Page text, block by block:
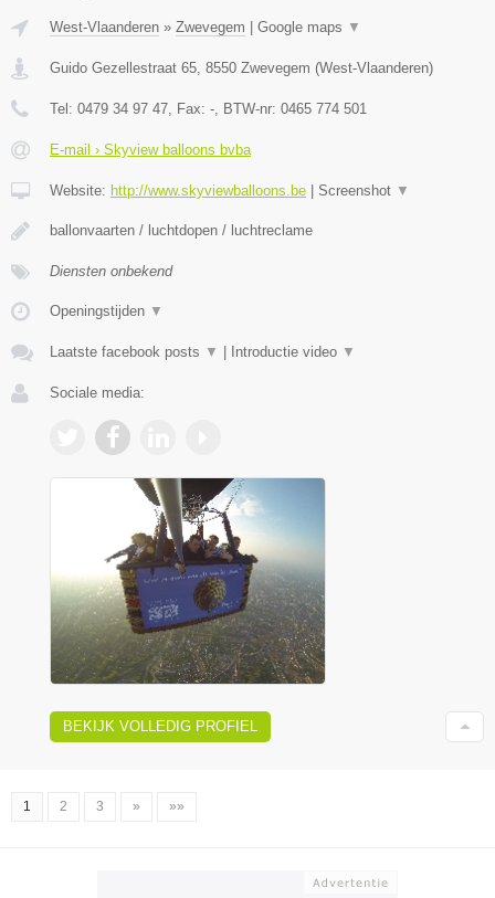
West-Vlaanderen » Zwevegem Google maps ▼
Guido Gezellestraat 65, 8550 Zwevegem (West-Vlaanderen)
Tel: 0479 34 97 47, Fax: -, BTW-nr: 0465 774 501
E-mail › Skyview balloons bvba
Website: http://www.skyviewballoons.be Screenshot ▼
ballonvaarten / luchtdopen / luchtreclame
Diensten onbekend
Openingstijden ▼
Laatste facebook posts ▼ Introductie video ▼
Sociale media:
BEKIJK VOLLEDIG PROFIEL
1 2 3 » »»